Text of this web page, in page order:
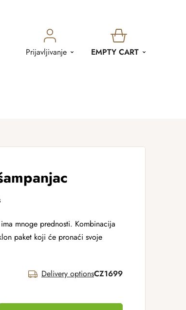
Prijavljivanje
SHOPPING
EMPTY CART
mnoge prednosti. Kombinacija
paket koji će pronaći svoje
Delivery optionsCZ1699